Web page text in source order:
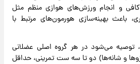
و انجام ورزش‌های هوازی منظم مثل
باعث بهینه‌سازی هورمون‌های مرتبط با
توصیه می‌شود در هر گروه اصلی عضلانی
و شانه‌ها) دو تا سه ست تمرینی، حداقل